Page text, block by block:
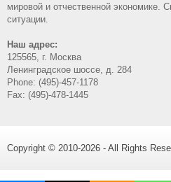
мировой и отчественной экономике.
ситуации.
Наш адрес:
125565, г. Москва
Ленинградское шоссе, д. 284
Phone: (495)-457-1178
Fax: (495)-478-1445
Copyright © 2010-2026 - All Rights